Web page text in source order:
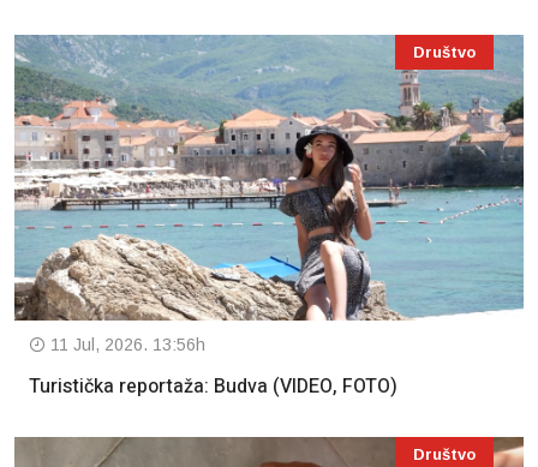
Društvo
11 Jul, 2026. 13:56h
Turistička reportaža: Budva (VIDEO, FOTO)
Društvo